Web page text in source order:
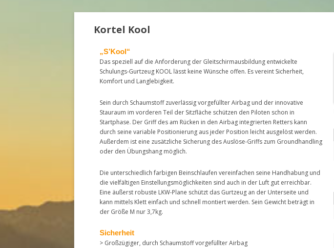
Kortel Kool
„S’Kool“
Das speziell auf die Anforderung der Gleitschirmausbildung entwickelte
Schulungs-Gurtzeug KOOL lässt keine Wünsche offen. Es vereint Sicherheit,
Komfort und Langlebigkeit.
Sein durch Schaumstoff zuverlässig vorgefüllter Airbag und der innovative
Stauraum im vorderen Teil der Sitzfläche schützen den Piloten schon in
Startphase. Der Griff des am Rücken in den Airbag integrierten Retters kann
durch seine variable Positionierung aus jeder Position leicht ausgelöst werden.
Außerdem ist eine zusätzliche Sicherung des Auslöse-Griffs zum Groundhandling
oder den Übungshang möglich.
Die unterschiedlich farbigen Beinschlaufen vereinfachen seine Handhabung und
die vielfältigen Einstellungsmöglichkeiten sind auch in der Luft gut erreichbar.
Eine äußerst robuste LKW-Plane schützt das Gurtzeug an der Unterseite und
kann mittels Klett einfach und schnell montiert werden. Sein Gewicht beträgt in
der Größe M nur 3,7kg.
Sicherheit
> Großzügiger, durch Schaumstoff vorgefüllter Airbag